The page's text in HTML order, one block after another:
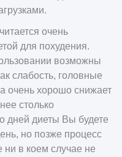
очень
для похудения.
возможны
слабость, головные
очень хорошо снижает
столько
дней диеты Вы будете
но позже процесс
в коем случае не